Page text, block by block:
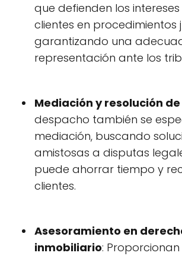
que defienden los
clientes en procedimientos
garantizando una
representación ante los
Mediación y resolución
despacho también se
mediación, buscando
amistosas a disputas
puede ahorrar tiempo y
clientes.
Asesoramiento en
inmobiliario: Proporcionan